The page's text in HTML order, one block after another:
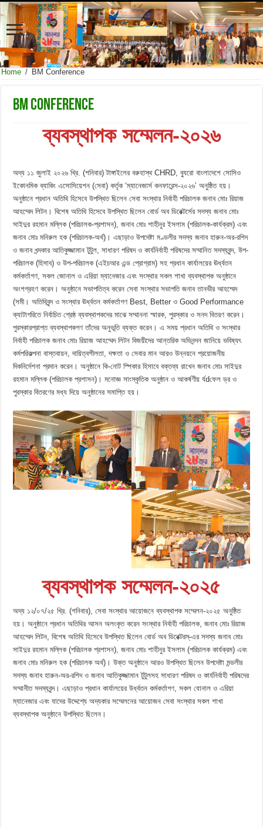
Home / BM Conference
BM Conference
ব্যবস্থাপক সম্মেলন-২০২৬
অদ্য ১১ জুলাই ২০২৬ খ্রি. (শনিবার) টাঙ্গাইলের বরুহাস্থ CHRD, ব্যুরো বাংলাদেশে সোসিও
ইকোনমিক ব্যাকিং এসোসিয়েশন (সেবা) কর্তৃক ‘ম্যানেজার্স কনফারেন্স-২০২৬’ অনুষ্ঠিত হয়।
অনুষ্ঠানে প্রধান অতিথি হিসেবে উপস্থিত ছিলেন সেবা সংস্থার নির্বাহী পরিচালক জনাব মোঃ রিয়াজ
আহম্মেদ লিটন। বিশেষ অতিথি হিসেবে উপস্থিত ছিলেন বোর্ড অব ডিরেক্টর্সের সদস্য জনাব মোঃ
সাইদুর রহমান মল্লিক (পরিচালক-প্রশাসন), জনাব মোঃ শাহীনুর ইসলাম (পরিচালক-কার্যক্রম) এবং
জনাব মোঃ মনিরুল হক (পরিচালক-অর্থ)। এছাড়াও উপদেষ্টা মণ্ডলীর সদস্য জনাব হারুন-অর-রশিদ
ও জনাব খন্দকার আতিকুজ্জামান টুটুল, সাধারণ পরিষদ ও কার্যনির্বাহী পরিষদের সম্মানিত সদস্যবৃন্দ, উপ-
পরিচালক (হিসাব) ও উপ-পরিচালক (এইচআর এন্ড প্রোগ্রাম) সহ প্রধান কার্যালয়ের ঊর্ধ্বতন
কর্মকর্তাগণ, সকল জোনাল ও এরিয়া ম্যানেজার এবং সংস্থার সকল শাখা ব্যবস্থাপক অনুষ্ঠানে
অংশগ্রহণ করেন। অনুষ্ঠানে সভাপতিত্ব করেন সেবা সংস্থার সভাপতি জনাব তানভীর আহম্মেদ
(সমী। অতিথিবৃন্দ ও সংস্থার ঊর্ধ্বতন কর্মকর্তাগণ Best, Better ও Good Performance
ক্যাটাগরিতে নির্বাচিত শ্রেষ্ঠ ব্যবস্থাপকদের মাঝে সম্মাননা স্মারক, পুরস্কার ও সনদ বিতরণ করেন।
পুরস্কারপ্রাপ্ত ব্যবস্থাপকগণ তাঁদের অনুভূতি ব্যক্ত করেন। এ সময় প্রধান অতিথি ও সংস্থার
নির্বাহী পরিচালক জনাব মোঃ রিয়াজ আহম্মেদ লিটন বিজয়ীদের আন্তরিক অভিনন্দন জানিয়ে ভবিষ্যৎ
কর্মপরিকল্পনা বাস্তবায়ন, দায়িত্বশীলতা, দক্ষতা ও সেবার মান আরও উন্নয়নে প্রয়োজনীয়
দিকনির্দেশনা প্রদান করেন। অনুষ্ঠানে কি-নোট স্পিকার হিসাবে বক্তব্য রাখেন জনাব মোঃ সাইদুর
রহমান মল্লিক (পরিচালক প্রশাসন)। মনোজ্ঞ সাংস্কৃতিক অনুষ্ঠান ও আকর্ষণীয় র্যdফেল ড্র ও
পুরস্কার বিতরণের মধ্য দিয়ে অনুষ্ঠানের সমাপ্তি হয়।
ব্যবস্থাপক সম্মেলন-২০২৫
অদ্য ১২/০৭/২৫ খ্রি. (শনিবার), সেবা সংস্থার আয়োজনে ব্যবস্থাপক সম্মেলন-২০২৫ অনুষ্ঠিত
হয়। অনুষ্ঠানে প্রধান অতিথির আসন অলংকৃত করেন সংস্থার নির্বাহী পরিচালক, জনাব মোঃ রিয়াজ
আহম্মেদ লিটন, বিশেষ অতিথি হিসেবে উপস্থিত ছিলেন বোর্ড অব ডিরেক্টরস্-এর সদস্য জনাব মোঃ
সাইদুর রহমান মল্লিক (পরিচালক প্রশাসন), জনাব মোঃ শাহীনুর ইসলাম (পরিচালক কার্যক্রম) এবং
জনাব মোঃ মনিরুল হক (পরিচালক অর্থ)। উক্ত অনুষ্ঠানে আরও উপস্থিত ছিলেন উপদেষ্টা মন্ডলীর
সদস্য জনাব হারুন-অর-রশিদ ও জনাব আতিকুজ্জামান টুটুলসহ সাধারণ পরিষদ ও কার্যনির্বাহী পরিষদের
সম্মানীত সদস্যবৃন্দ। এছাড়াও প্রধান কার্যালয়ের উর্ধ্বতন কর্মকর্তাগণ, সকল যোনাল ও এরিয়া
ম্যানেজার এবং যাদের উদ্দেশ্যে অদ্যকার সম্মেলনের আয়োজন সেবা সংস্থার সকল শাখা
ব্যবস্থাপক অনুষ্ঠানে উপস্থিত ছিলেন।